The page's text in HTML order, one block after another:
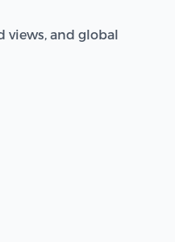
views, and global